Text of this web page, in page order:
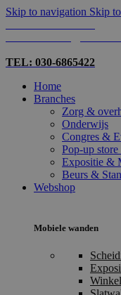
Skip to navigation Skip
TEL: 030-6865422
Home
Branches
Zorg &
Onderwijs
Congres &
Pop-up
Expositie &
Beurs &
Webshop
Mobiele wanden